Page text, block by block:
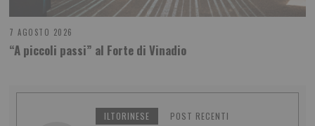
7 AGOSTO 2026
“A piccoli passi” al Forte di Vinadio
ILTORINESE POST RECENTI